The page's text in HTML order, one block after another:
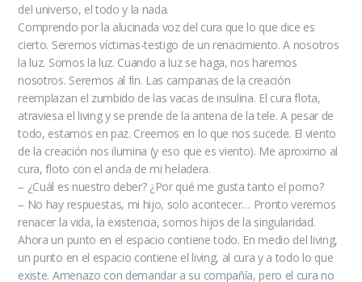
del universo, el todo y la nada.
Comprendo por la alucinada voz del cura que lo que dice es
cierto. Seremos víctimas-testigo de un renacimiento. A nosotros
la luz. Somos la luz. Cuando a luz se haga, nos haremos
nosotros. Seremos al fin. Las campanas de la creación
reemplazan el zumbido de las vacas de insulina. El cura flota,
atraviesa el living y se prende de la antena de la tele. A pesar de
todo, estamos en paz. Creemos en lo que nos sucede. El viento
de la creación nos ilumina (y eso que es viento). Me aproximo al
cura, floto con el ancla de mi heladera.
– ¿Cuál es nuestro deber? ¿Por qué me gusta tanto el porno?
– No hay respuestas, mi hijo, solo acontecer… Pronto veremos
renacer la vida, la existencia, somos hijos de la singularidad.
Ahora un punto en el espacio contiene todo. En medio del living,
un punto en el espacio contiene el living, al cura y a todo lo que
existe. Amenazo con demandar a su compañía, pero el cura no